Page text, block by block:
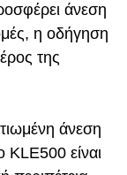
άνεση
η οδήγηση
της
άνεση
KLE500 είναι